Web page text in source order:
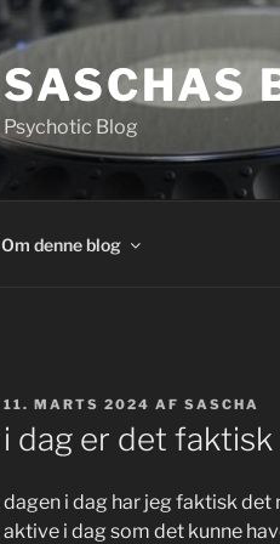
SASCHAS
Psychotic Blog
Om denne blog
UDGIVET
DEN
11. MARTS 2024 AF SASCHA
i dag er det
dagen i dag har jeg faktisk det
aktive i dag som det kunne